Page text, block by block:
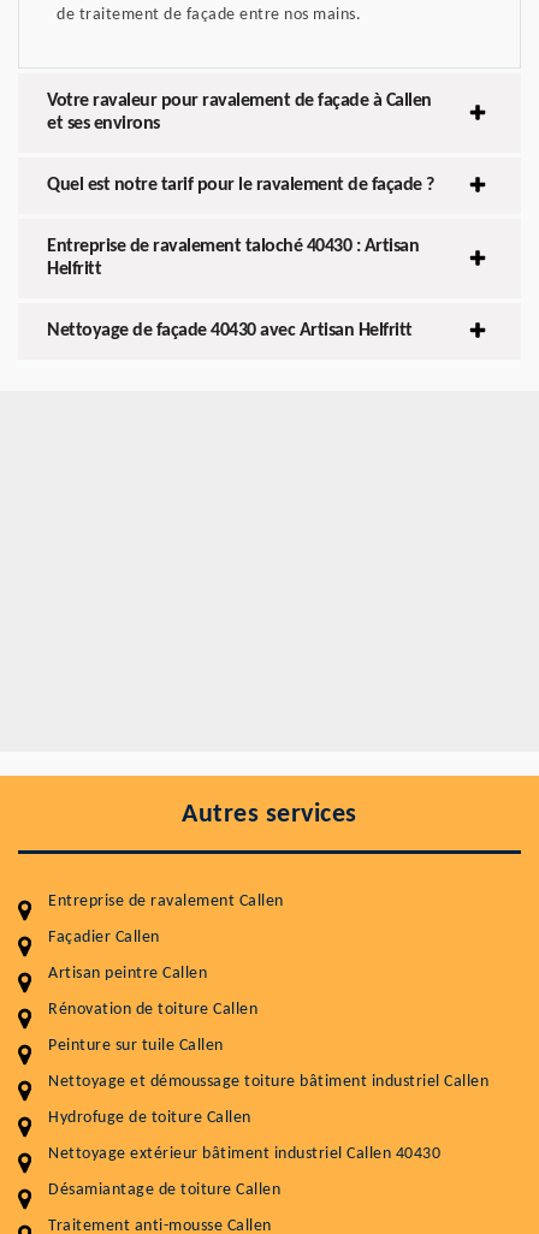
de traitement de façade entre nos mains.
Votre ravaleur pour ravalement de façade à Callen
et ses environs
Quel est notre tarif pour le ravalement de façade ?
Entreprise de ravalement taloché 40430 : Artisan
Helfritt
Nettoyage de façade 40430 avec Artisan Helfritt
Autres services
Entreprise de ravalement Callen
Façadier Callen
Artisan peintre Callen
Rénovation de toiture Callen
Peinture sur tuile Callen
Nettoyage et démoussage toiture bâtiment industriel Callen
Hydrofuge de toiture Callen
Nettoyage extérieur bâtiment industriel Callen 40430
Désamiantage de toiture Callen
Traitement anti-mousse Callen
Entretenir votre toiture, c'est préserver sa
durabilité
Plus de 15 ans d'expérience en couverture et facade
Service
Nettoyageb toiture
Démoussage toiture